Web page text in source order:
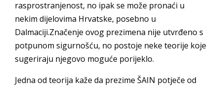
rasprostranjenost, no ipak se može pronaći u
nekim dijelovima Hrvatske, posebno u
Dalmaciji.Značenje ovog prezimena nije utvrđeno s
potpunom sigurnošću, no postoje neke teorije koje
sugeriraju njegovo moguće porijeklo.
Jedna od teorija kaže da prezime ŠAIN potječe od